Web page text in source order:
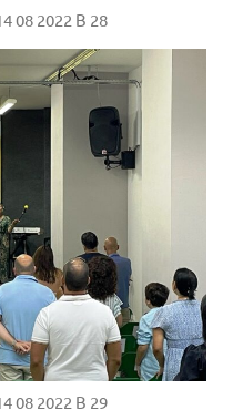
08 2022 B 28
08 2022 B 29